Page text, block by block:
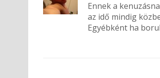
Ennek a
az idő mindig
Egyébként ha